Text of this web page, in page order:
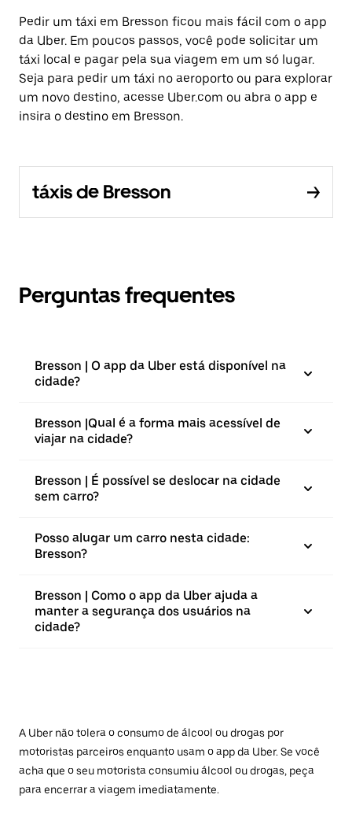
Pedir um táxi em Bresson ficou mais fácil com o app
da Uber. Em poucos passos, você pode solicitar um
táxi local e pagar pela sua viagem em um só lugar.
Seja para pedir um táxi no aeroporto ou para explorar
um novo destino, acesse Uber.com ou abra o app e
insira o destino em Bresson.
táxis de Bresson
Perguntas frequentes
Bresson | O app da Uber está disponível na
cidade?
Bresson |⁠Qual é a forma mais acessível de
viajar na cidade?
Bresson | É possível se deslocar na cidade
sem carro?
Posso alugar um carro nesta cidade:
Bresson?
Bresson | Como o app da Uber ajuda a
manter a segurança dos usuários na
cidade?
A Uber não tolera o consumo de álcool ou drogas por
motoristas parceiros enquanto usam o app da Uber. Se você
acha que o seu motorista consumiu álcool ou drogas, peça
para encerrar a viagem imediatamente.